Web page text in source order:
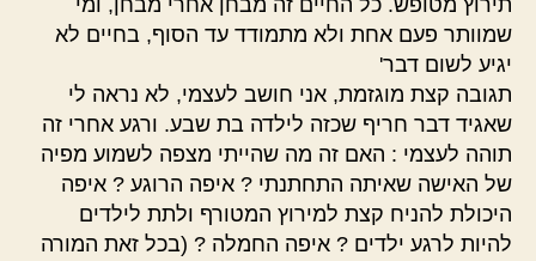
תירוץ מטופש. כל החיים זה מבחן אחרי מבחן, ומי
שמוותר פעם אחת ולא מתמודד עד הסוף, בחיים לא
יגיע לשום דבר'
תגובה קצת מוגזמת, אני חושב לעצמי, לא נראה לי
שאגיד דבר חריף שכזה לילדה בת שבע. ורגע אחרי זה
תוהה לעצמי : האם זה מה שהייתי מצפה לשמוע מפיה
של האישה שאיתה התחתנתי ? איפה הרוגע ? איפה
היכולת להניח קצת למירוץ המטורף ולתת לילדים
להיות לרגע ילדים ? איפה החמלה ? (בכל זאת המורה